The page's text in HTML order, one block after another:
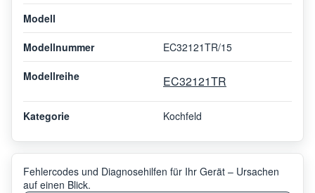
Modell
Modellnummer EC32121TR/15
Modellreihe EC32121TR
Kategorie Kochfeld
Fehlercodes und Diagnosehilfen für Ihr Gerät – Ursachen
auf einen Blick.